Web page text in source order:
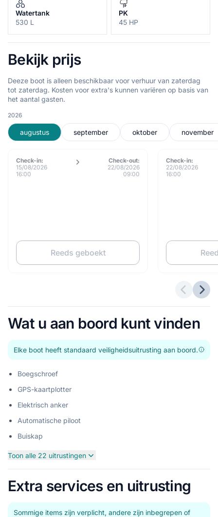
Watertank
530 L
PK
45 HP
Bekijk prijs
Deeze boot is alleen beschikbaar voor verhuur van zaterdag
tot zaterdag. Kosten voor extra's kunnen variëren op basis van
het aantal gasten.
2026
augustus september oktober november
Check-in:
15/08/2026
16:00
Check-out:
22/08/2026
09:00
Reeds geboekt
Check-in:
22/08/2026
16:00
Wat u aan boord kunt vinden
Elke boot heeft standaard veiligheidsuitrusting aan boord.
Boegschroef
GPS-kaartplotter
Elektrisch anker
Automatische piloot
Buiskap
Toon alle 22 uitrustingen
Extra services en uitrusting
Sommige items zijn verplicht, andere zijn inbegrepen of